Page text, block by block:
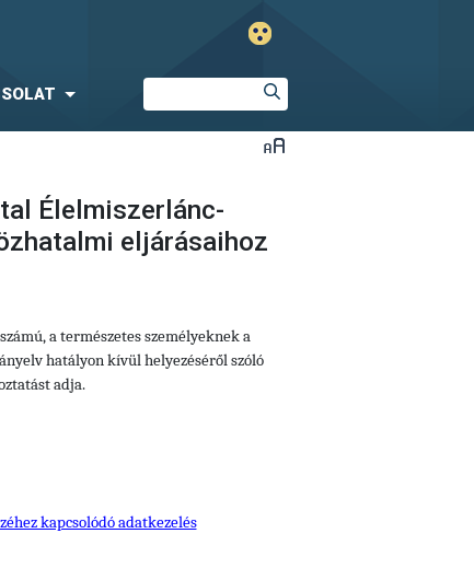
Élelmiszerlánc-
eljárásaihoz
a természetes személyeknek a
hatályon kívül helyezéséről szóló
adja.
kapcsolódó adatkezelés